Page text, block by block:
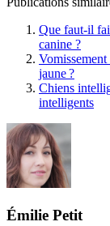
Que faut-il
canine ?
jaune ?
Chiens
intelligents
Émilie Petit